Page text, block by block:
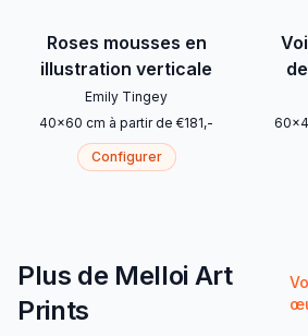
Roses mousses en
illustration verticale
Emily Tingey
40x60 cm à partir de €181,-
Configurer
60x
Plus de Melloi Art
Prints